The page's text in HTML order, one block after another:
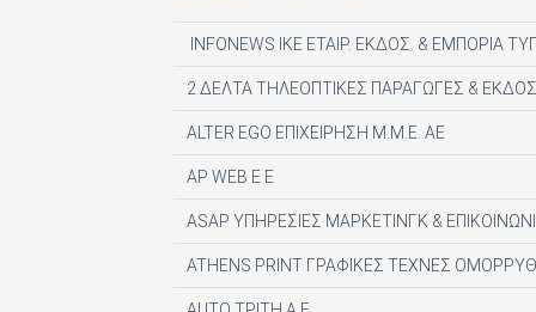
INFONEWS ΙΚΕ ΕΤΑΙΡ. ΕΚΔΟΣ. & ΕΜΠΟΡΙΑ
2 ΔΕΛΤΑ ΤΗΛΕΟΠΤΙΚΕΣ ΠΑΡΑΓΩΓΕΣ &
ALTER EGO ΕΠΙΧΕΙΡΗΣΗ Μ.Μ.Ε. ΑΕ
AP WEB Ε Ε
ASAP ΥΠΗΡΕΣΙΕΣ ΜΑΡΚΕΤΙΝΓΚ &
ATHENS PRINT ΓΡΑΦΙΚΕΣ ΤΕΧΝΕΣ